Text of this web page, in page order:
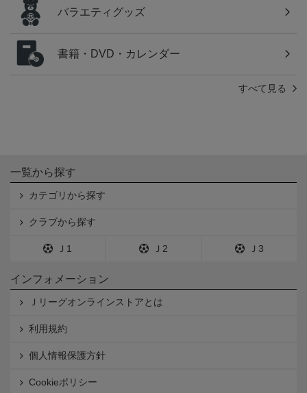
バラエティグッズ
書籍・DVD・カレンダー
すべて見る
一覧から探す
カテゴリから探す
クラブから探す
Ｊ1 Ｊ2 Ｊ3
インフォメーション
Ｊリーグオンラインストアとは
利用規約
個人情報保護方針
Cookieポリシー